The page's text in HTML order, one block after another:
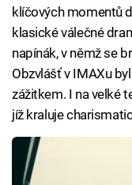
klíčových momentů
klasické válečné
napínák, v němž se
Obzvlášť v IMAXu
zážitkem. I na velké
jíž kraluje